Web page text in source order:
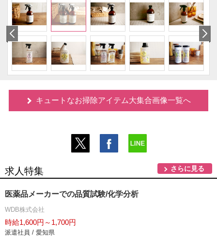
キュートなお掃除アイテム大集合画像一覧へ
求人特集 さらに見る
医薬品メーカーでの品質試験/化学分析
WDB株式会社
時給1,600円～1,700円
派遣社員 / 愛知県